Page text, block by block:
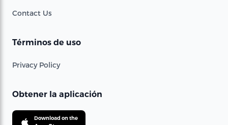
Contact Us
Términos de uso
Privacy Policy
Obtener la aplicación
Download on the